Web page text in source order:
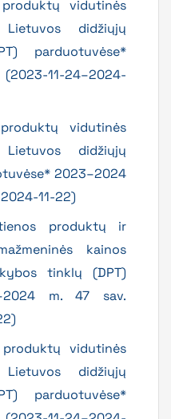
vidutinės
Lietuvos didžiųjų
parduotuvėse*
11-24–2024-
vidutinės
Lietuvos didžiųjų
2023–2024
11-22)
produktų ir
kainos
tinklų (DPT)
m. 47 sav.
produktų vidutinės
Lietuvos didžiųjų
parduotuvėse*